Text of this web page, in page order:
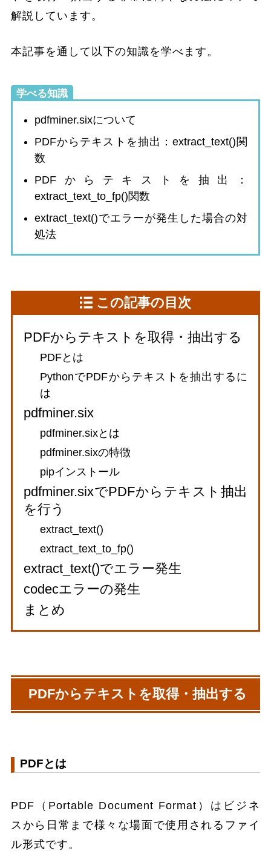
解説しています。
本記事を通して以下の知識を学べます。
学べる知識
pdfminer.sixについて
PDFからテキストを抽出：extract_text()関
数
PDFからテキストを抽出：
extract_text_to_fp()関数
extract_text()でエラーが発生した場合の対
処法
この記事の目次
PDFからテキストを取得・抽出する
PDFとは
PythonでPDFからテキストを抽出するに
は
pdfminer.six
pdfminer.sixとは
pdfminer.sixの特徴
pipインストール
pdfminer.sixでPDFからテキスト抽出
を行う
extract_text()
extract_text_to_fp()
extract_text()でエラー発生
codecエラーの発生
まとめ
PDFからテキストを取得・抽出する
PDFとは
PDF（Portable Document Format）はビジネ
スから日常まで様々な場面で使用されるファイ
ル形式です。